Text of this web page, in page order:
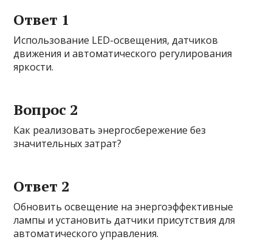
Ответ 1
Использование LED-освещения, датчиков
движения и автоматического регулирования
яркости.
Вопрос 2
Как реализовать энергосбережение без
значительных затрат?
Ответ 2
Обновить освещение на энергоэффективные
лампы и установить датчики присутствия для
автоматического управления.